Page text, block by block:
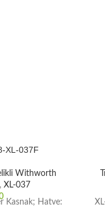
XL-037F
Withworth
, XL-037
Kasnak; Hatve: